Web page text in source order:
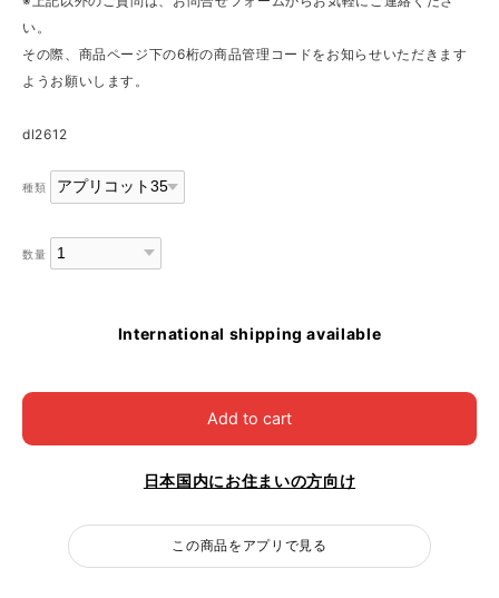
い。
その際、商品ページ下の6桁の商品管理コードをお知らせいただきます
ようお願いします。
dl2612
種類
数量
International shipping available
Add to cart
日本国内にお住まいの方向け
この商品をアプリで見る